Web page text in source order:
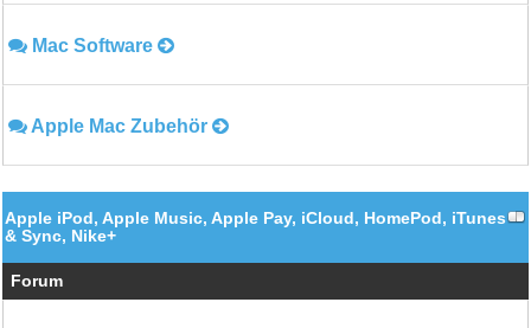
Mac Software
Apple Mac Zubehör
Apple iPod, Apple Music, Apple Pay, iCloud, HomePod, iTunes
& Sync, Nike+
Forum